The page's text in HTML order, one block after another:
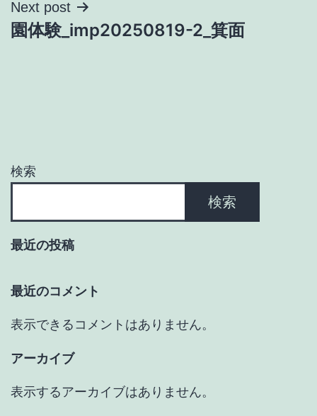
ナ
ビ
ョ
Next post
園体験_imp20250819-2_箕面
検索
検索
最近の投稿
最近のコメント
表示できるコメントはありません。
アーカイブ
表示するアーカイブはありません。